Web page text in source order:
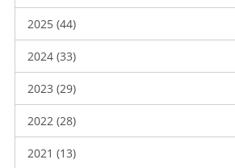
2025 (44)
2024 (33)
2023 (29)
2022 (28)
2021 (13)